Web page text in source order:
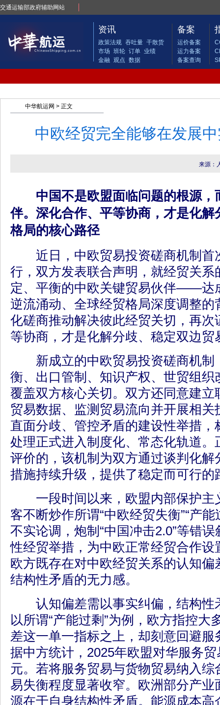
交通运输部政府辅助网站
资讯
政策法规 吞吐量 干散货
市场 班轮 订单 业绩
金融 观点 数据
备案
运价备案
运力备案
备案查询
中华航运网 > 正文
中欧经贸完全能够在发展
来源：
中国不是欧盟面临问题的根源，
伴。深化合作、平等协商，才是化解
格局的核心路径
近日，中欧贸易投资磋商机制首
行，双方发表联合声明，就经贸关
定、平衡的中欧关键贸易伙伴——达
逆流涌动、全球经贸格局深度调整的
化磋商推动解决彼此经贸关切，再次
等协商，才是化解分歧、稳定双边
新成立的中欧贸易投资磋商机制
衡、出口管制、知识产权、世贸组织
覆盖双方核心关切。双方还同意建立
贸易数据、监测贸易流向并开展相
直面分歧、管控矛盾的建设性举措
处理正式进入制度化、常态化轨道。
评价的，该机制为双方通过谈判化解
措施持续升级，提供了稳定而可行的
一段时间以来，欧盟内部保护主
客不断炒作所谓“中欧经贸失衡”“产能
不实论调，炮制“中国冲击2.0”等错
性经贸举措，为中欧正常经贸合作设
欧方既存在对中欧经贸关系的认知
结构性矛盾的无力感。
认知偏差需以事实纠偏，结构性
以所谓“产能过剩”为例，欧方指控大
差这一单一指标之上，却刻意回避
据中方统计，2025年欧盟对华服务
元。若将服务贸易与货物贸易纳入
易失衡程度显著收窄。欧洲部分产
源在于自身结构性矛盾。能源成本高